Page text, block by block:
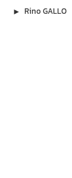
▶︎ Rino GALLO